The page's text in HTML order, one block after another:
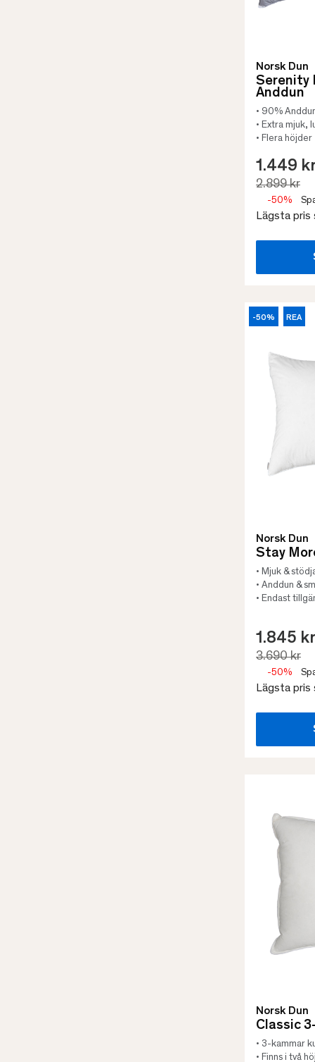
Norsk Dun
Serenity
Anddun
• 90%
• Extra mjuk,
• Flera höjder
1.449
2.899 kr
-50%
Lägsta pris
-50% REA
Norsk Dun
Stay
• Mjuk &
• Anddun &
• Endast
1.845 kr
3.690 kr
-50%
Lägsta pris
Norsk Dun
Classic
• 3-kammar
• Finns i två